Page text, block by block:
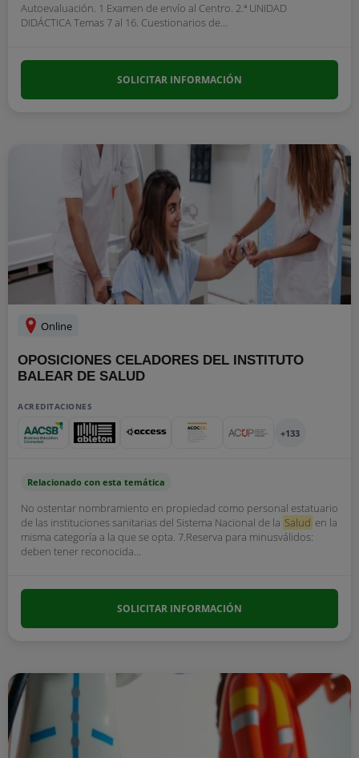
Autoevaluación. 1 Examen de envío al Centro. 2.ª UNIDAD
DIDÁCTICA Temas 7 al 16. Cuestionarios de...
SOLICITAR INFORMACIÓN
Online
OPOSICIONES CELADORES DEL INSTITUTO
BALEAR DE SALUD
ACREDITACIONES
+133
Relacionado con esta temática
No ostentar nombramiento en propiedad como personal estatuario
de las instituciones sanitarias del Sistema Nacional de la Salud en la
misma categoría a la que se opta. 7.Reserva para minusválidos:
deben tener reconocida...
SOLICITAR INFORMACIÓN